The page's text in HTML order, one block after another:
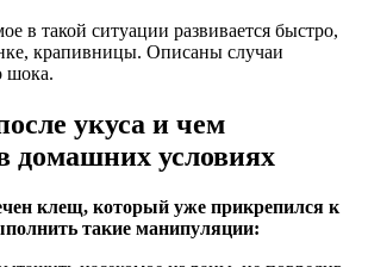
в такой ситуации развивается быстро,
крапивницы. Описаны случаи
шока.
укуса и чем
домашних условиях
клещ, который уже прикрепился к
такие манипуляции: